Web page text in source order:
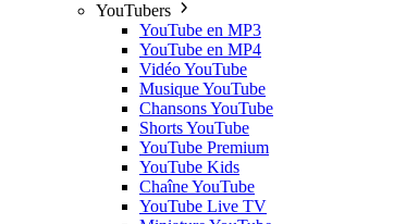
YouTubers
YouTube en MP3
YouTube en MP4
Vidéo YouTube
Musique YouTube
Chansons YouTube
Shorts YouTube
YouTube Premium
YouTube Kids
Chaîne YouTube
YouTube Live TV